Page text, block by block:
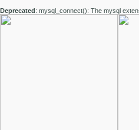
Deprecated: mysql_connect(): The mysql